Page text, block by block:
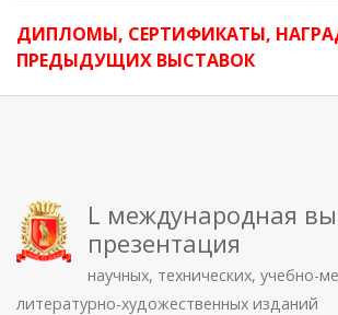
ДИПЛОМЫ, СЕРТИФИКАТЫ,
ПРЕДЫДУЩИХ ВЫСТАВОК
L международная
презентация
научных, технических, учебно-
литературно-художественных изданий